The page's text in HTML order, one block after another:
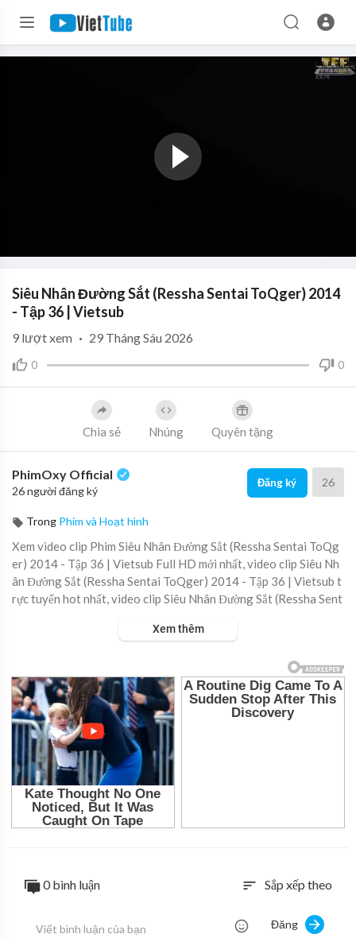
Siêu Nhân Đường Sắt (Ressha Sentai ToQger) 2014
- Tập 36 | Vietsub
0 0
9 lượt xem · 29 Tháng Sáu 2026
Chia sẻ Nhúng Quyên tặng
PhimOxy Official
26 người đăng ký
Đăng ký 26
Trong Phim và Hoạt hình
Xem video clip Phim Siêu Nhân Đường Sắt (Ressha Sentai ToQg
er) 2014 - Tập 36 | Vietsub Full HD mới nhất, video clip Siêu Nh
ân Đường Sắt (Ressha Sentai ToQger) 2014 - Tập 36 | Vietsub t
rực tuyến hot nhất, video clip Siêu Nhân Đường Sắt (Ressha Sent
Xem thêm
0 bình luận sort Sắp xếp theo
Đăng